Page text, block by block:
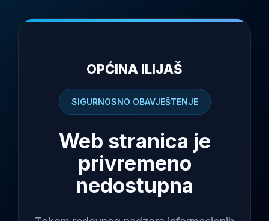
OPĆINA ILIJAŠ
SIGURNOSNO OBAVJEŠTENJE
Web stranica je
privremeno
nedostupna